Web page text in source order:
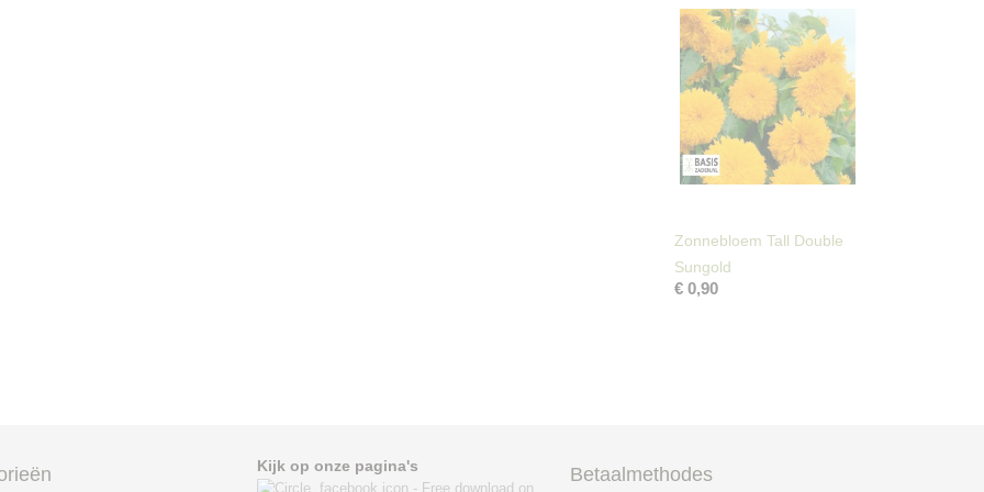
Zonnebloem Tall Double
Sungold
€ 0,90
Kijk op onze pagina's Betaalmethodes